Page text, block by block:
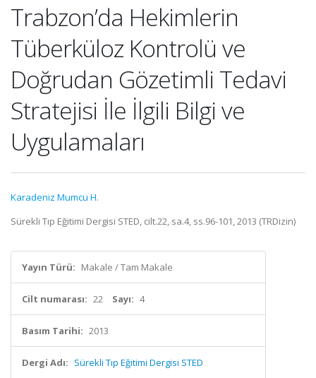
Trabzon’da Hekimlerin
Tüberküloz Kontrolü ve
Doğrudan Gözetimli Tedavi
Stratejisi İle İlgili Bilgi ve
Uygulamaları
Karadeniz Mumcu H.
Sürekli Tıp Eğitimi Dergisi STED, cilt.22, sa.4, ss.96-101, 2013 (TRDizin)
Yayın Türü: Makale / Tam Makale
Cilt numarası: 22 Sayı: 4
Basım Tarihi: 2013
Dergi Adı: Sürekli Tıp Eğitimi Dergisi STED